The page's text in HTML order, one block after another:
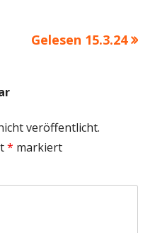
Nächster
Gelesen 15.3.24
veröffentlicht.
* markiert